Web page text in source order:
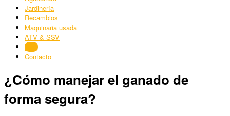
Jardinería
Recambios
Maquinaria usada
ATV & SSV
Blog
Contacto
¿Cómo manejar el ganado de
forma segura?